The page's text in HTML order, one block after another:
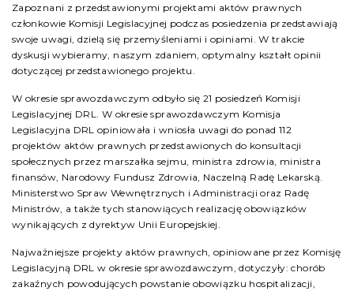
Zapoznani z przedstawionymi projektami aktów prawnych
członkowie Komisji Legislacyjnej podczas posiedzenia przedstawiają
swoje uwagi, dzielą się przemyśleniami i opiniami. W trakcie
dyskusji wybieramy, naszym zdaniem, optymalny kształt opinii
dotyczącej przedstawionego projektu.
W okresie sprawozdawczym odbyło się 21 posiedzeń Komisji
Legislacyjnej DRL. W okresie sprawozdawczym Komisja
Legislacyjna DRL opiniowała i wniosła uwagi do ponad 112
projektów aktów prawnych przedstawionych do konsultacji
społecznych przez marszałka sejmu, ministra zdrowia, ministra
finansów, Narodowy Fundusz Zdrowia, Naczelną Radę Lekarską.
Ministerstwo Spraw Wewnętrznych i Administracji oraz Radę
Ministrów, a także tych stanowiących realizację obowiązków
wynikających z dyrektyw Unii Europejskiej.
Najważniejsze projekty aktów prawnych, opiniowane przez Komisję
Legislacyjną DRL w okresie sprawozdawczym, dotyczyły: chorób
zakaźnych powodujących powstanie obowiązku hospitalizacji,